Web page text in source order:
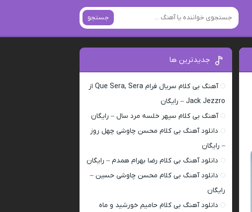
جستجو
جدیدترین ها
آهنگ بی کلام سریال فرام Que Sera, Sera از
Jack Jezzro – رایگان
آهنگ بی کلام سپهر خلسه مرد سال – رایگان
دانلود آهنگ بی کلام محسن چاوشی چهل روز
– رایگان
دانلود آهنگ بی کلام رضا بهرام همدم – رایگان
دانلود آهنگ بی کلام محسن چاوشی حسین –
رایگان
دانلود آهنگ بی کلام حامیم خورشید و ماه